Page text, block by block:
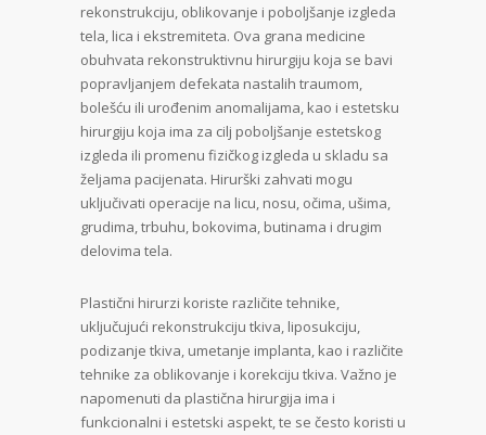
rekonstrukciju, oblikovanje i poboljšanje izgleda
tela, lica i ekstremiteta. Ova grana medicine
obuhvata rekonstruktivnu hirurgiju koja se bavi
popravljanjem defekata nastalih traumom,
bolešću ili urođenim anomalijama, kao i estetsku
hirurgiju koja ima za cilj poboljšanje estetskog
izgleda ili promenu fizičkog izgleda u skladu sa
željama pacijenata. Hirurški zahvati mogu
uključivati operacije na licu, nosu, očima, ušima,
grudima, trbuhu, bokovima, butinama i drugim
delovima tela.
Plastični hirurzi koriste različite tehnike,
uključujući rekonstrukciju tkiva, liposukciju,
podizanje tkiva, umetanje implanta, kao i različite
tehnike za oblikovanje i korekciju tkiva. Važno je
napomenuti da plastična hirurgija ima i
funkcionalni i estetski aspekt, te se često koristi u